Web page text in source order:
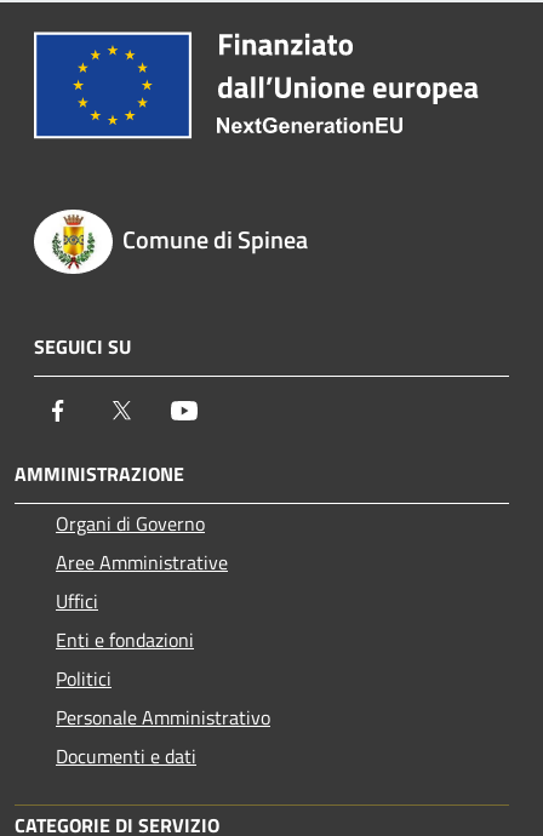
Comune di Spinea
SEGUICI SU
Facebook Twitter
AMMINISTRAZIONE
Organi di Governo
Aree Amministrative
Uffici
Enti e fondazioni
Politici
Personale Amministrativo
Documenti e dati
CATEGORIE DI SERVIZIO